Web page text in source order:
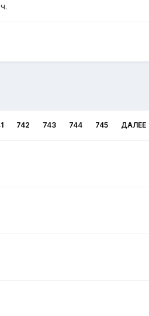
742 743 744 745 ДАЛЕЕ